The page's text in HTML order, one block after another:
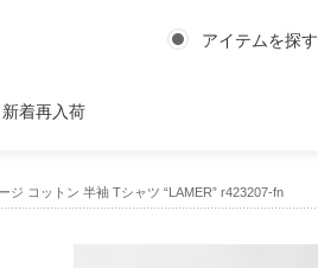
アイテムを探す
新着再入荷
ジ コットン 半袖 Tシャツ “LAMER” r423207-fn